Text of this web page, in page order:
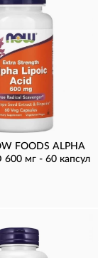
FOODS ALPHA
600 мг - 60 капсул